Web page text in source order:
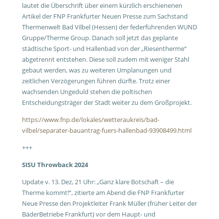
lautet die Überschrift über einem kürzlich erschienenen
Artikel der FNP Frankfurter Neuen Presse zum Sachstand
Thermenwelt Bad Vilbel (Hessen) der federführenden WUND
Gruppe/Therme Group. Danach soll jetzt das geplante
städtische Sport- und Hallenbad von der „Riesentherme“
abgetrennt entstehen. Diese soll zudem mit weniger Stahl
gebaut werden, was zu weiteren Umplanungen und
zeitlichen Verzögerungen führen dürfte. Trotz einer
wachsenden Ungeduld stehen die poltischen
Entscheidungsträger der Stadt weiter zu dem Großprojekt.
https://www.fnp.de/lokales/wetteraukreis/bad-
vilbel/separater-bauantrag-fuers-hallenbad-93908499.html
+++
SISU Throwback 2024
Update v. 13. Dez, 21 Uhr: „Ganz klare Botschaft – die
Therme kommt!“, zitierte am Abend die FNP Frankfurter
Neue Presse den Projektleiter Frank Müller (früher Leiter der
BäderBetriebe Frankfurt) vor dem Haupt- und